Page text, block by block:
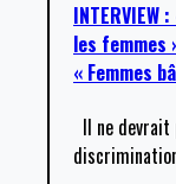
les femmes
« Femmes
Il ne devrait